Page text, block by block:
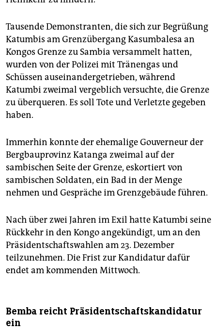
Tausende Demonstranten, die sich zur Begrüßung
Katumbis am Grenzübergang Kasumbalesa an
Kongos Grenze zu Sambia versammelt hatten,
wurden von der Polizei mit Tränengas und
Schüssen auseinandergetrieben, während
Katumbi zweimal vergeblich versuchte, die Grenze
zu überqueren. Es soll Tote und Verletzte gegeben
haben.
Immerhin konnte der ehemalige Gouverneur der
Bergbauprovinz Katanga zweimal auf der
sambischen Seite der Grenze, eskortiert von
sambischen Soldaten, ein Bad in der Menge
nehmen und Gespräche im Grenzgebäude führen.
Nach über zwei Jahren im Exil hatte Katumbi seine
Rückkehr in den Kongo angekündigt, um an den
Präsidentschaftswahlen am 23. Dezember
teilzunehmen. Die Frist zur Kandidatur dafür
endet am kommenden Mittwoch.
Bemba reicht Präsidentschaftskandidatur
ein